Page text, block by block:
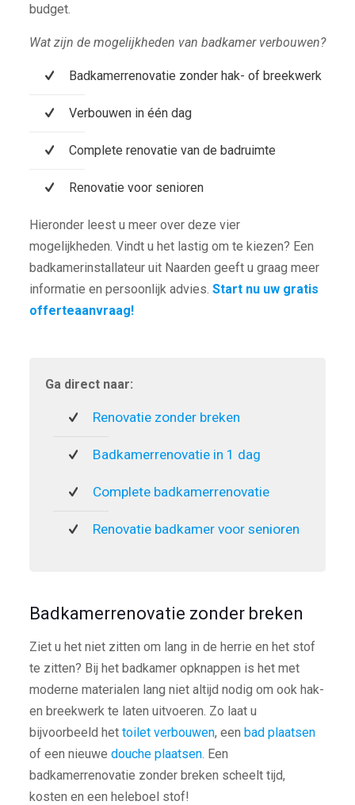
budget.
Wat zijn de mogelijkheden van badkamer verbouwen?
Badkamerrenovatie zonder hak- of breekwerk
Verbouwen in één dag
Complete renovatie van de badruimte
Renovatie voor senioren
Hieronder leest u meer over deze vier
mogelijkheden. Vindt u het lastig om te kiezen? Een
badkamerinstallateur uit Naarden geeft u graag meer
informatie en persoonlijk advies. Start nu uw gratis
offerteaanvraag!
Ga direct naar:
Renovatie zonder breken
Badkamerrenovatie in 1 dag
Complete badkamerrenovatie
Renovatie badkamer voor senioren
Badkamerrenovatie zonder breken
Ziet u het niet zitten om lang in de herrie en het stof
te zitten? Bij het badkamer opknappen is het met
moderne materialen lang niet altijd nodig om ook hak-
en breekwerk te laten uitvoeren. Zo laat u
bijvoorbeeld het toilet verbouwen, een bad plaatsen
of een nieuwe douche plaatsen. Een
badkamerrenovatie zonder breken scheelt tijd,
kosten en een heleboel stof!